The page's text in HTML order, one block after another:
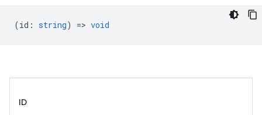
(id : string) => void
ID